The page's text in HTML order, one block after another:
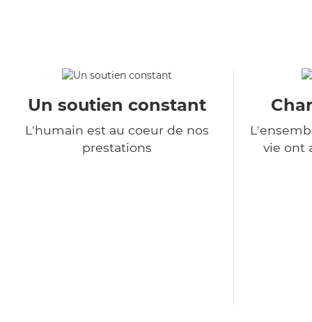
Un soutien constant
L'humain est au coeur de nos
prestations
vie ont